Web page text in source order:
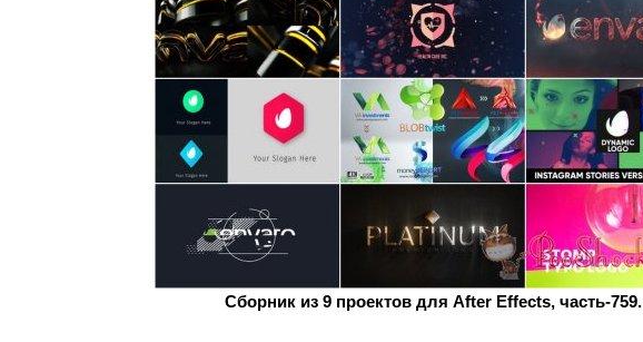
Сборник из 9 проектов для After Effects, часть-759.